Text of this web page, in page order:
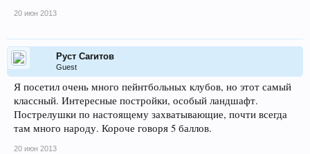
20 июн 2013
Руст Сагитов
Guest
Я посетил очень много пейнтбольных клубов, но этот самый
классный. Интересные постройки, особый ландшафт.
Пострелушки по настоящему захватывающие, почти всегда
там много народу. Короче говоря 5 баллов.
20 июн 2013